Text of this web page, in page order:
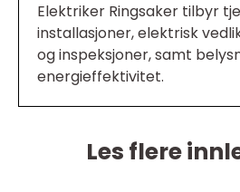
Elektriker Ringsaker tilbyr
installasjoner, elektrisk
og inspeksjoner, samt
energieffektivitet.
Les flere